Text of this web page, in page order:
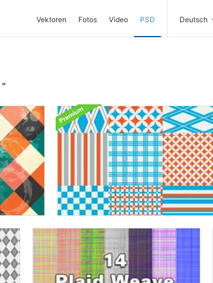
Vektoren Fotos Video PSD Deutsch